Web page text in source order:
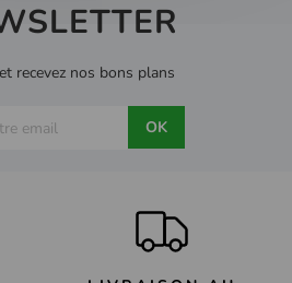
recevez nos bons plans
OK